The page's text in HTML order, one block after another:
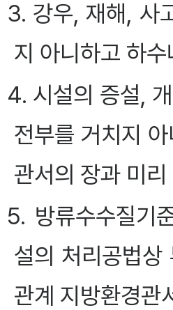
3. 강우, 재해, 사
지 아니하고 하
4. 시설의 증설,
전부를 거치지
관서의 장과 미
5. 방류수수질기
설의 처리공법상
관계 지방환경관